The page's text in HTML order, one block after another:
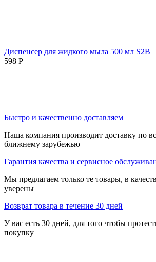
Диспенсер для жидкого мыла 500 мл S2B
598 Р
Быстро и качественно доставляем
Наша компания производит доставку по
ближнему зарубежью
Гарантия качества и сервисное
Мы предлагаем только те товары, в
уверены
Возврат товара в течение 30 дней
У вас есть 30 дней, для того чтобы
покупку